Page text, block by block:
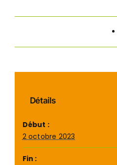
Détails
Début :
2 octobre 2023
Fin :